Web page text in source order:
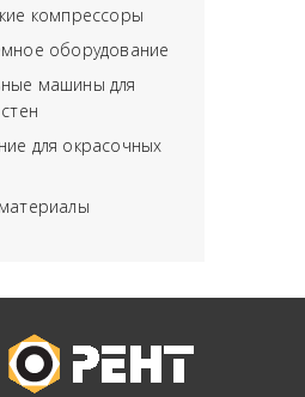
компрессоры
оборудование
машины для
для окрасочных